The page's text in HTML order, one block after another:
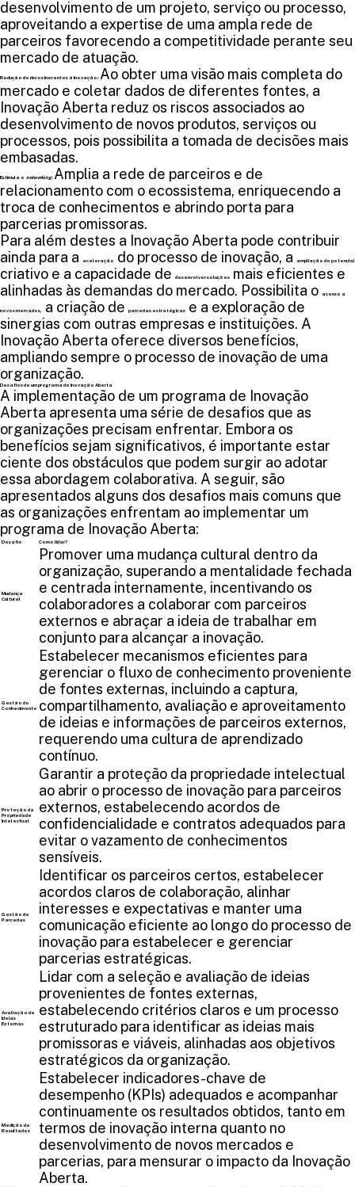
desenvolvimento de um projeto, serviço ou processo,
aproveitando a expertise de uma ampla rede de
parceiros favorecendo a competitividade perante seu
mercado de atuação.
Redução de riscos inerentes à inovação: Ao obter uma visão mais completa do
mercado e coletar dados de diferentes fontes, a
Inovação Aberta reduz os riscos associados ao
desenvolvimento de novos produtos, serviços ou
processos, pois possibilita a tomada de decisões mais
embasadas.
Estimula o networking: Amplia a rede de parceiros e de
relacionamento com o ecossistema, enriquecendo a
troca de conhecimentos e abrindo porta para
parcerias promissoras.
Para além destes a Inovação Aberta pode contribuir
ainda para a
aceleração do processo de inovação, a ampliação do potencial
criativo e a capacidade de desenvolver soluções
mais eficientes e
alinhadas às demandas do mercado. Possibilita o
acesso a
novos mercados, a criação de parcerias estratégicas
e a exploração de
sinergias com outras empresas e instituições. A
Inovação Aberta oferece diversos benefícios,
ampliando sempre o processo de inovação de uma
organização.
Desafios de um programa de Inovação Aberta
A implementação de um programa de Inovação
Aberta apresenta uma série de desafios que as
organizações precisam enfrentar. Embora os
benefícios sejam significativos, é importante estar
ciente dos obstáculos que podem surgir ao adotar
essa abordagem colaborativa. A seguir, são
apresentados alguns dos desafios mais comuns que
as organizações enfrentam ao implementar um
programa de Inovação Aberta:
Desafio Como lidar?
Mudança
Cultural
Promover uma mudança cultural dentro da
organização, superando a mentalidade fechada
e centrada internamente, incentivando os
colaboradores a colaborar com parceiros
externos e abraçar a ideia de trabalhar em
conjunto para alcançar a inovação.
Gestão do
Conhecimento
Estabelecer mecanismos eficientes para
gerenciar o fluxo de conhecimento proveniente
de fontes externas, incluindo a captura,
compartilhamento, avaliação e aproveitamento
de ideias e informações de parceiros externos,
requerendo uma cultura de aprendizado
contínuo.
Proteção da
Propriedade
Intelectual
Garantir a proteção da propriedade intelectual
ao abrir o processo de inovação para parceiros
externos, estabelecendo acordos de
confidencialidade e contratos adequados para
evitar o vazamento de conhecimentos
sensíveis.
Gestão de
Parcerias
Identificar os parceiros certos, estabelecer
acordos claros de colaboração, alinhar
interesses e expectativas e manter uma
comunicação eficiente ao longo do processo de
inovação para estabelecer e gerenciar
parcerias estratégicas.
Avaliação de
Ideias
Externas
Lidar com a seleção e avaliação de ideias
provenientes de fontes externas,
estabelecendo critérios claros e um processo
estruturado para identificar as ideias mais
promissoras e viáveis, alinhadas aos objetivos
estratégicos da organização.
Medição de
Resultados
Estabelecer indicadores-chave de
desempenho (KPIs) adequados e acompanhar
continuamente os resultados obtidos, tanto em
termos de inovação interna quanto no
desenvolvimento de novos mercados e
parcerias, para mensurar o impacto da Inovação
Aberta.